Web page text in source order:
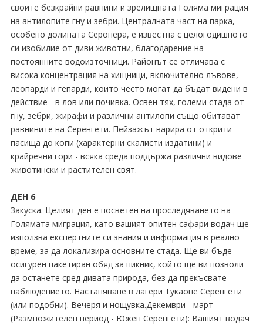
своите безкрайни равнини и зрелищната Голяма миграция
на антилопите гну и зебри. Централната част на парка,
особено долината Серонера, е известна с целогодишното
си изобилие от диви животни, благодарение на
постоянните водоизточници. Районът се отличава с
висока концентрация на хищници, включително лъвове,
леопарди и гепарди, които често могат да бъдат видени в
действие - в лов или почивка. Освен тях, големи стада от
гну, зебри, жирафи и различни антилопи също обитават
равнините на Серенгети. Пейзажът варира от открити
пасища до копи (характерни скалисти издатини) и
крайречни гори - всяка среда поддържа различни видове
животински и растителен свят.
ДЕН 6
Закуска. Целият ден е посветен на проследяването на
Голямата миграция, като вашият опитен сафари водач ще
използва експертните си знания и информация в реално
време, за да локализира основните стада. Ще ви бъде
осигурен пакетиран обяд за пикник, който ще ви позволи
да останете сред дивата природа, без да прекъсвате
наблюдението. Настаняване в лагери Тукаоне Серенгети
(или подобни). Вечеря и нощувка.Декември - март
(Размножителен период - Южен Серенгети): Вашият водач